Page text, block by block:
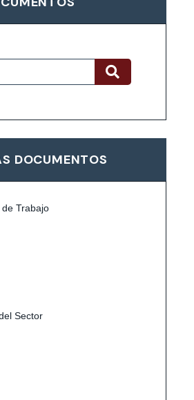
DOCUMENTOS
Trabajo
Sector